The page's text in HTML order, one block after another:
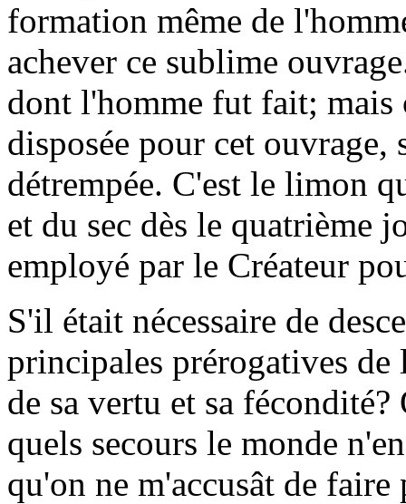
formation même de
achever ce sublime
dont l'homme fut fait; mais
disposée pour cet
détrempée. C'est le limon
et du sec dès le quatrième
employé par le Créateur
S'il était nécessaire de
principales prérogatives de
de sa vertu et sa
quels secours le monde
qu'on ne m'accusât de